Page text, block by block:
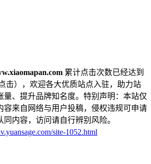
累计点击次数已经达到
击），欢迎各大优质站点入驻，助力站
量、提升品牌知名度。特别声明：本站仅
容来自网络与用户投稿，侵权违规可申请
内容，访问请自行辨别风险。
site-1052.html